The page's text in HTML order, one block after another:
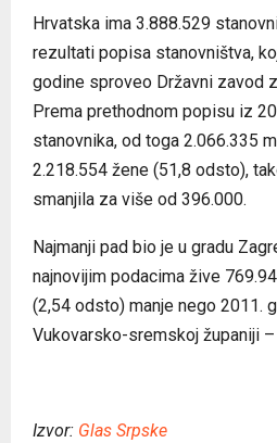
Hrvatska ima 3.888.529
rezultati popisa stanovništva,
godine sproveo Državni zavod
Prema prethodnom popisu iz
stanovnika, od toga 2.066.335
2.218.554 žene (51,8 odsto),
smanjila za više od 396.000.
Najmanji pad bio je u gradu
najnovijim podacima žive
(2,54 odsto) manje nego 2011.
Vukovarsko-sremskoj županiji
Izvor: Glas Srpske